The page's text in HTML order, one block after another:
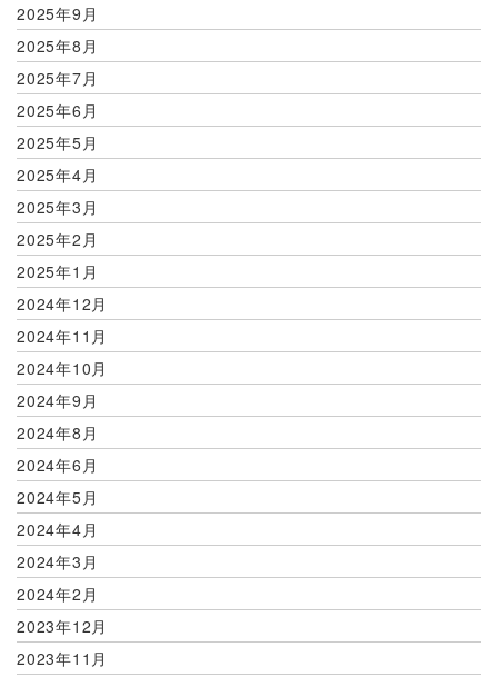
2025年9月
2025年8月
2025年7月
2025年6月
2025年5月
2025年4月
2025年3月
2025年2月
2025年1月
2024年12月
2024年11月
2024年10月
2024年9月
2024年8月
2024年6月
2024年5月
2024年4月
2024年3月
2024年2月
2023年12月
2023年11月